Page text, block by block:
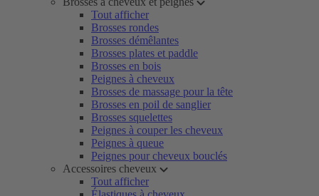
Tout afficher
Brosses rondes
Brosses démêlantes
Brosses plates et paddle
Brosses en bois
Peignes à cheveux
Brosses de massage pour la tête
Brosses en poil de sanglier
Brosses squelettes
Peignes à couper les cheveux
Peignes à queue
Peignes pour cheveux bouclés
Accessoires cheveux
Tout afficher